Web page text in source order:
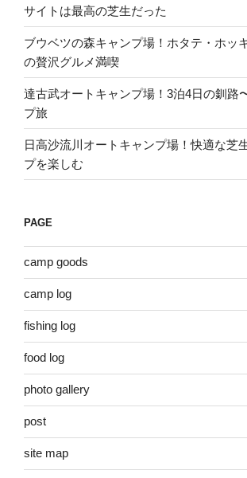
サイトは最高の芝生だった
ブウベツの森キャンプ場！ホタテ・ホッ
の贅沢グルメ満喫
達古武オートキャンプ場！3泊4日の釧路
プ旅
日高沙流川オートキャンプ場！快適な芝
プを楽しむ
PAGE
camp goods
camp log
fishing log
food log
photo gallery
post
site map